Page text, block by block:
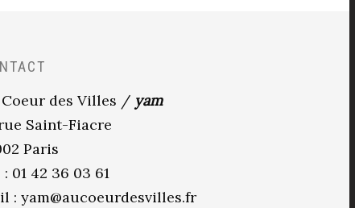
des Villes / yam
Saint-Fiacre
Paris
01 42 36 03 61
: yam@aucoeurdesvilles.fr